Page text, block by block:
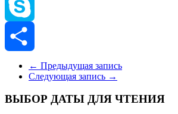
Viber
Skype
Отправить
← Предыдущая запись
Следующая запись →
ВЫБОР ДАТЫ ДЛЯ ЧТЕНИЯ